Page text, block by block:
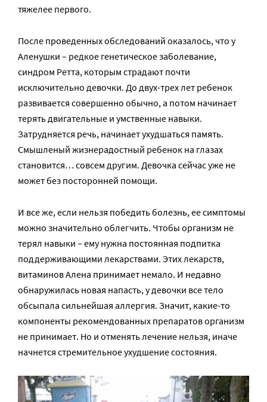
тяжелее первого.
После проведенных обследований оказалось, что у
Аленушки – редкое генетическое заболевание,
синдром Ретта, которым страдают почти
исключительно девочки. До двух-трех лет ребенок
развивается совершенно обычно, а потом начинает
терять двигательные и умственные навыки.
Затрудняется речь, начинает ухудшаться память.
Смышленый жизнерадостный ребенок на глазах
становится… совсем другим. Девочка сейчас уже не
может без посторонней помощи.
И все же, если нельзя победить болезнь, ее симптомы
можно значительно облегчить. Чтобы организм не
терял навыки – ему нужна постоянная подпитка
поддерживающими лекарствами. Этих лекарств,
витаминов Алена принимает немало. И недавно
обнаружилась новая напасть, у девочки все тело
обсыпала сильнейшая аллергия. Значит, какие-то
компоненты рекомендованных препаратов организм
не принимает. Но и отменять лечение нельзя, иначе
начнется стремительное ухудшение состояния.